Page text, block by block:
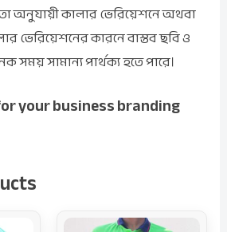
অনুযায়ী কালার ভেরিয়েশনে অথবা
ভেরিয়েশনের কারনে বাস্তব ছবি ও
সামান্য পার্থক্য হতে পারে।
your businessbranding